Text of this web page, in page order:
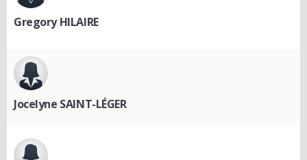
Gregory HILAIRE
Jocelyne SAINT-LÉGER